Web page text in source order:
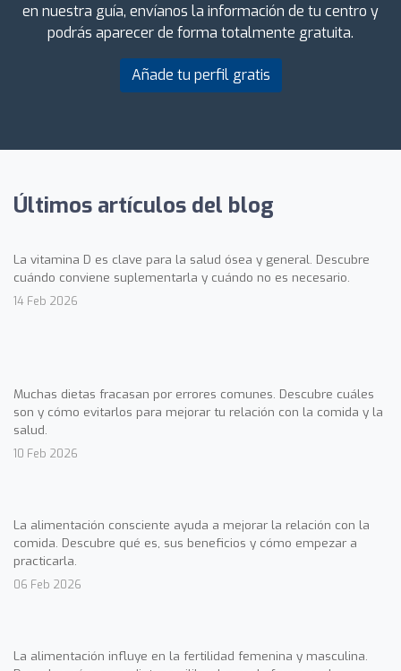
en nuestra guía, envíanos la información de tu centro y
podrás aparecer de forma totalmente gratuita.
Añade tu perfil gratis
Últimos artículos del blog
La vitamina D es clave para la salud ósea y general. Descubre
cuándo conviene suplementarla y cuándo no es necesario.
14 Feb 2026
Muchas dietas fracasan por errores comunes. Descubre cuáles
son y cómo evitarlos para mejorar tu relación con la comida y la
salud.
10 Feb 2026
La alimentación consciente ayuda a mejorar la relación con la
comida. Descubre qué es, sus beneficios y cómo empezar a
practicarla.
06 Feb 2026
La alimentación influye en la fertilidad femenina y masculina.